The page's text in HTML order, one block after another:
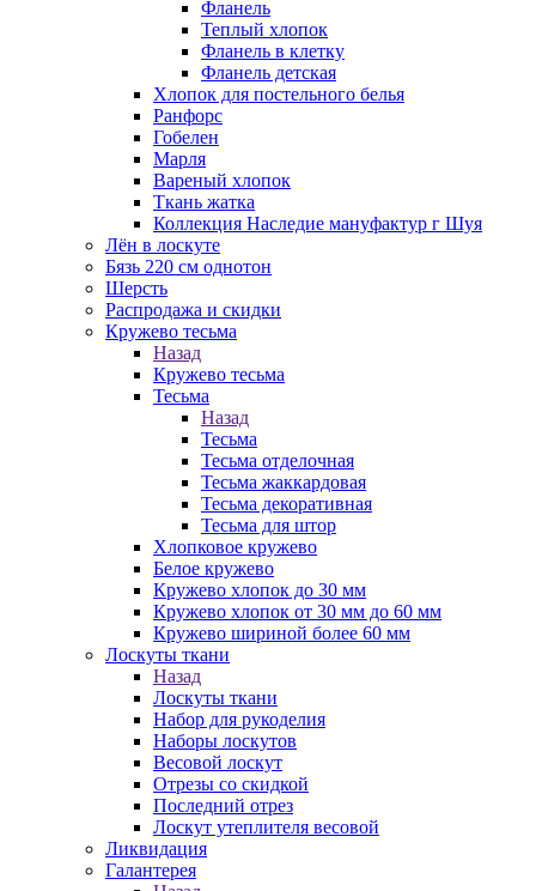
Фланель
Теплый хлопок
Фланель в клетку
Фланель детская
Хлопок для постельного белья
Ранфорс
Гобелен
Марля
Вареный хлопок
Ткань жатка
Коллекция Наследие мануфактур г Шуя
Лён в лоскуте
Бязь 220 см однотон
Шерсть
Распродажа и скидки
Кружево тесьма
Назад
Кружево тесьма
Тесьма
Назад
Тесьма
Тесьма отделочная
Тесьма жаккардовая
Тесьма декоративная
Тесьма для штор
Хлопковое кружево
Белое кружево
Кружево хлопок до 30 мм
Кружево хлопок от 30 мм до 60 мм
Кружево шириной более 60 мм
Лоскуты ткани
Назад
Лоскуты ткани
Набор для рукоделия
Наборы лоскутов
Весовой лоскут
Отрезы со скидкой
Последний отрез
Лоскут утеплителя весовой
Ликвидация
Галантерея